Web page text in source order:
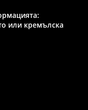
или кремълска